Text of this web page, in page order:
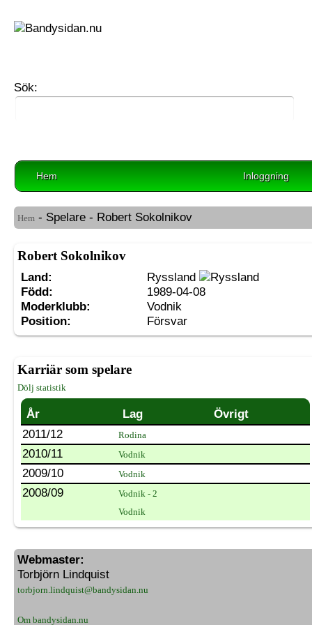
Sök:
Hem Inloggning
Hem - Spelare - Robert Sokolnikov
Robert Sokolnikov
Land:
Ryssland
Född:
1989-04-08
Moderklubb:
Vodnik
Position:
Försvar
Karriär som spelare
Dölj statistik
År Lag
Övrigt
2011/12
Rodina
2010/11 Vodnik
2009/10 Vodnik
2008/09
Vodnik - 2
Vodnik
Webmaster:
Torbjörn Lindquist
torbjorn.lindquist@bandysidan.nu
Om bandysidan.nu